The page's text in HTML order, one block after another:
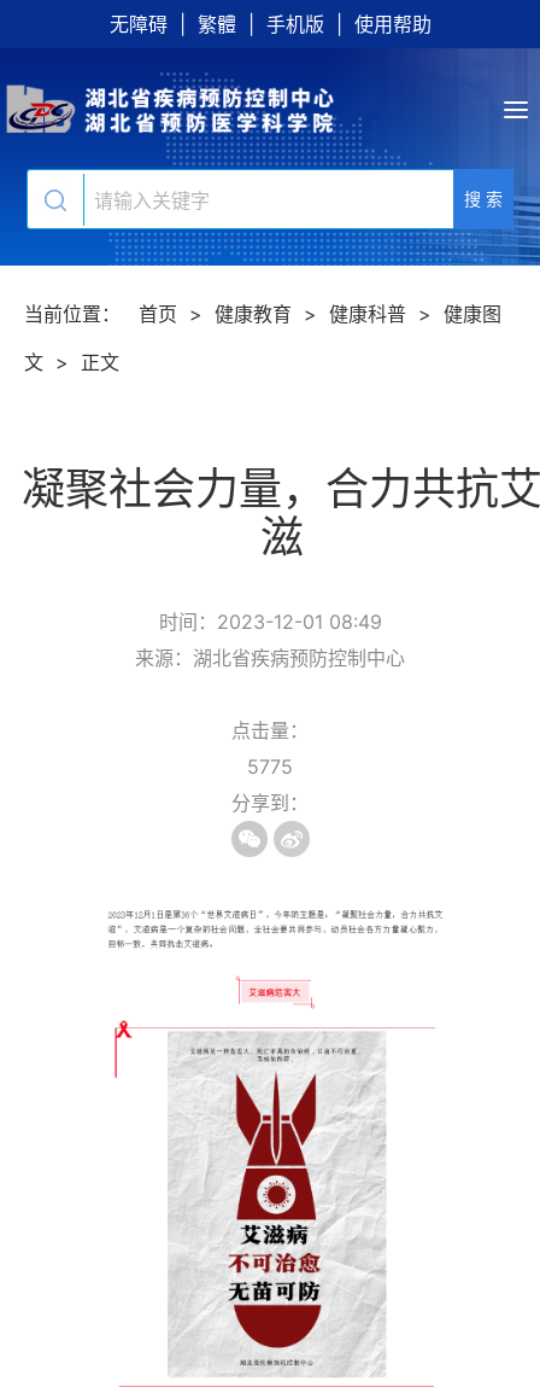
无障碍 繁體 手机版 使用帮助
搜 索
当前位置： 首页 > 健康教育 > 健康科普 > 健康图
文 > 正文
凝聚社会力量，合力共抗
滋
时间：2023-12-01 08:49
来源：湖北省疾病预防控制中心
点击量：
5775
分享到：